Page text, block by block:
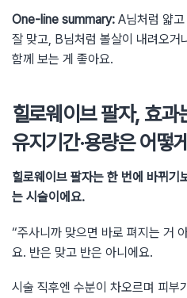
One-line summary: A님처럼 얇
잘 맞고, B님처럼 볼살이 내려오거
함께 보는 게 좋아요.
힐로웨이브 팔자, 효과
유지기간·용량은 어떻
힐로웨이브 팔자는 한 번에 바뀌기
는 시술이에요.
“주사니까 맞으면 바로 펴지는 거
요. 반은 맞고 반은 아니에요.
시술 직후엔 수분이 차오르며 피부